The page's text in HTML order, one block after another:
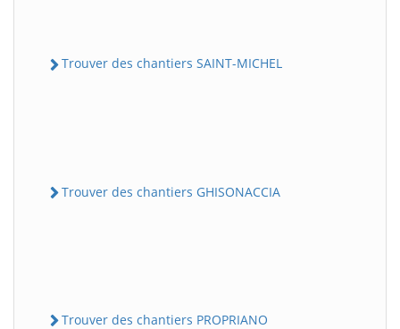
Trouver des chantiers SAINT-MICHEL
Trouver des chantiers GHISONACCIA
Trouver des chantiers PROPRIANO